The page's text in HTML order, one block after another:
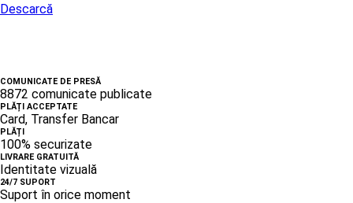
Descarcă
COMUNICATE DE PRESĂ
8872 comunicate publicate
PLĂȚI ACCEPTATE
Card, Transfer Bancar
PLĂȚI
100% securizate
LIVRARE GRATUITĂ
Identitate vizuală
24/7 SUPORT
Suport în orice moment